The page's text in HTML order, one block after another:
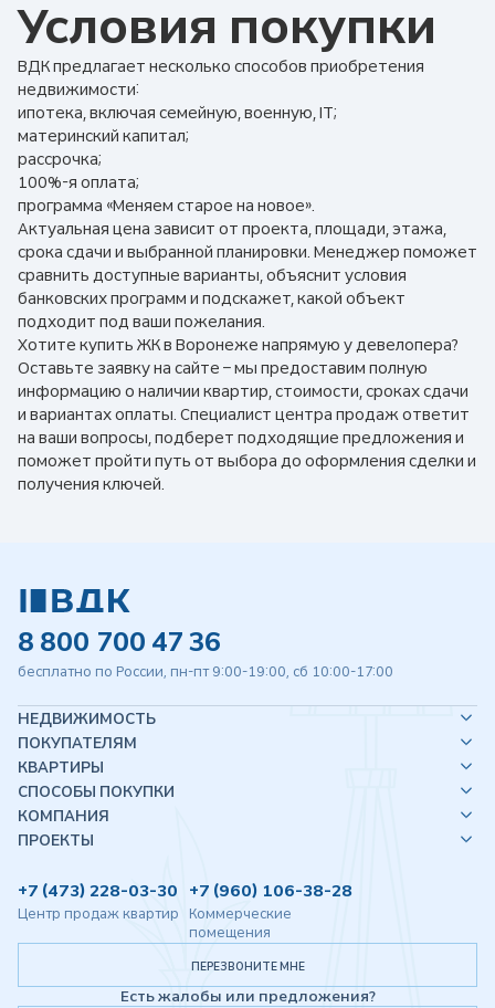
Условия покупки
ВДК предлагает несколько способов приобретения
недвижимости:
ипотека, включая семейную, военную, IT;
материнский капитал;
рассрочка;
100%-я оплата;
программа «Меняем старое на новое».
Актуальная цена зависит от проекта, площади, этажа,
срока сдачи и выбранной планировки. Менеджер поможет
сравнить доступные варианты, объяснит условия
банковских программ и подскажет, какой объект
подходит под ваши пожелания.
Хотите купить ЖК в Воронеже напрямую у девелопера?
Оставьте заявку на сайте – мы предоставим полную
информацию о наличии квартир, стоимости, сроках сдачи
и вариантах оплаты. Специалист центра продаж ответит
на ваши вопросы, подберет подходящие предложения и
поможет пройти путь от выбора до оформления сделки и
получения ключей.
8 800 700 47 36
бесплатно по России, пн-пт 9:00-19:00, сб 10:00-17:00
НЕДВИЖИМОСТЬ
ПОКУПАТЕЛЯМ
КВАРТИРЫ
СПОСОБЫ ПОКУПКИ
КОМПАНИЯ
ПРОЕКТЫ
+7 (473) 228-03-30
Центр продаж квартир
+7 (960) 106-38-28
Коммерческие
помещения
ПЕРЕЗВОНИТЕ МНЕ
Есть жалобы или предложения?